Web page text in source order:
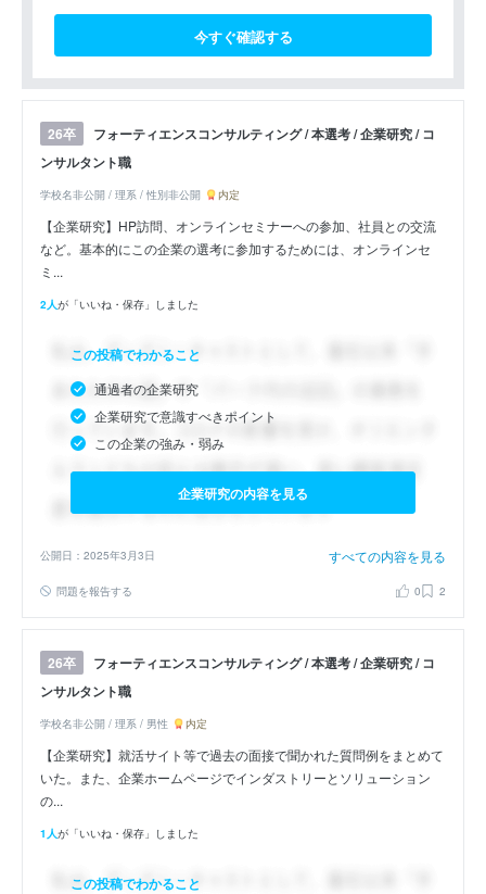
今すぐ確認する
26卒
フォーティエンスコンサルティング / 本選考 / 企業研究 / コ
ンサルタント職
学校名非公開 / 理系 / 性別非公開 内定
【企業研究】HP訪問、オンラインセミナーへの参加、社員との交流
など。基本的にこの企業の選考に参加するためには、オンラインセ
ミ...
2人が「いいね・保存」しました
この投稿でわかること
通過者の企業研究
企業研究で意識すべきポイント
この企業の強み・弱み
企業研究の内容を見る
公開日：2025年3月3日 すべての内容を見る
問題を報告する 0 2
26卒
フォーティエンスコンサルティング / 本選考 / 企業研究 / コ
ンサルタント職
学校名非公開 / 理系 / 男性 内定
【企業研究】就活サイト等で過去の面接で聞かれた質問例をまとめて
いた。また、企業ホームページでインダストリーとソリューション
の...
1人が「いいね・保存」しました
この投稿でわかること